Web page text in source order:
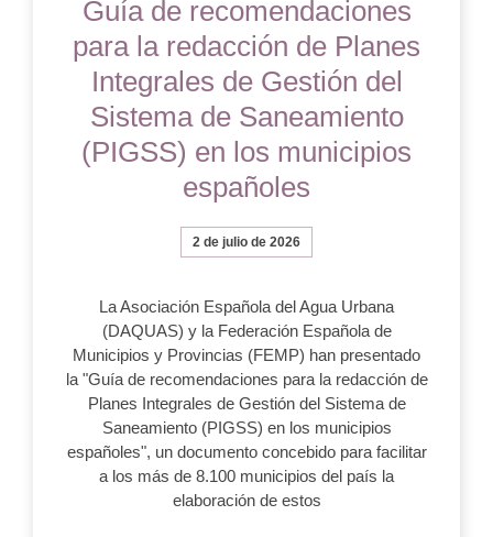
Guía de recomendaciones
para la redacción de Planes
Integrales de Gestión del
Sistema de Saneamiento
(PIGSS) en los municipios
españoles
2 de julio de 2026
La Asociación Española del Agua Urbana
(DAQUAS) y la Federación Española de
Municipios y Provincias (FEMP) han presentado
la "Guía de recomendaciones para la redacción de
Planes Integrales de Gestión del Sistema de
Saneamiento (PIGSS) en los municipios
españoles", un documento concebido para facilitar
a los más de 8.100 municipios del país la
elaboración de estos